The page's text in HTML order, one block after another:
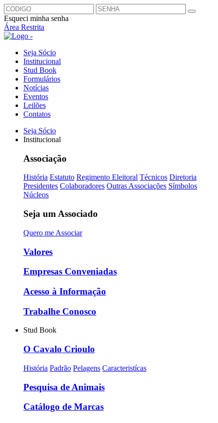
Esqueci minha senha
Área Restrita
Seja Sócio
Institucional
Stud Book
Formulários
Notícias
Eventos
Leilões
Contatos
Seja Sócio
Institucional
Associação
História Estatuto Regimento Eleitoral Técnicos Diretoria
Presidentes Colaboradores Outras Associações Símbolos
Núcleos
Seja um Associado
Quero me Associar
Valores
Empresas Conveniadas
Acesso à Informação
Trabalhe Conosco
Stud Book
O Cavalo Crioulo
História Padrão Pelagens Caracteristícas
Pesquisa de Animais
Catálogo de Marcas